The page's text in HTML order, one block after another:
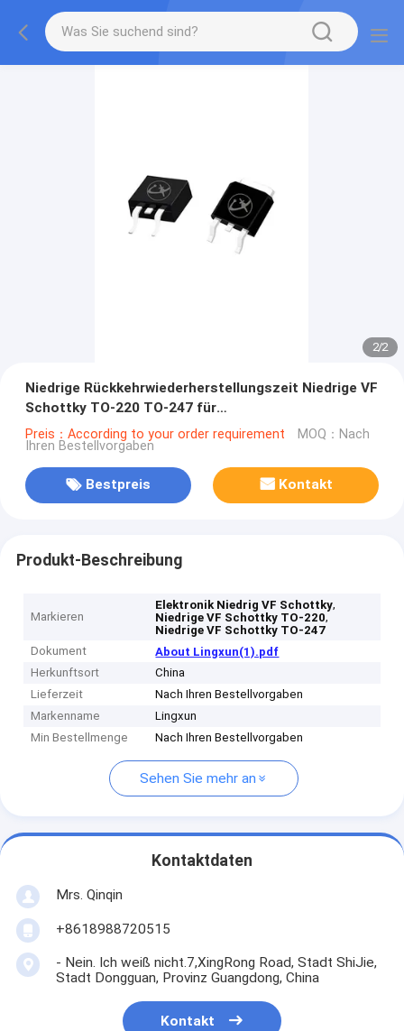
2/2
Niedrige Rückkehrwiederherstellungszeit Niedrige VF
Schottky TO-220 TO-247 für
Unterhaltungselektronik
Preis：According to your order requirement MOQ：Nach
Ihren Bestellvorgaben
Bestpreis Kontakt
Produkt-Beschreibung
Markieren
Elektronik Niedrig VF Schottky,
Niedrige VF Schottky TO-220,
Niedrige VF Schottky TO-247
Dokument
About Lingxun(1).pdf
Herkunftsort
China
Lieferzeit
Nach Ihren Bestellvorgaben
Markenname
Lingxun
Min Bestellmenge
Nach Ihren Bestellvorgaben
Sehen Sie mehr an
Kontaktdaten
Mrs. Qinqin
+8618988720515
- Nein. Ich weiß nicht.7,XingRong Road, Stadt ShiJie,
Stadt Dongguan, Provinz Guangdong, China
Kontakt